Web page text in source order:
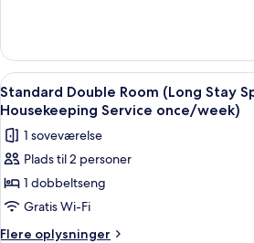
Stay
Special
with
Housekeeping
Service
once/week)
Two
Twin-
Bed
Room
Stay
Special
Housekeeping
Service
Indlæs
alle
billeder
af
Standard
Double
Room
(Long
Et
3
Standard Double Room (Long Stay
Housekeeping Service once/week)
1 soveværelse
Plads til 2 personer
1 dobbeltseng
Gratis Wi-Fi
Flere oplysninger
Flere